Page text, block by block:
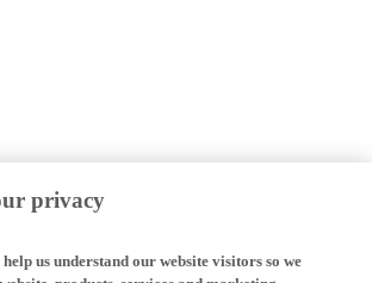
privacy
us understand our website visitors so we
products, services and marketing